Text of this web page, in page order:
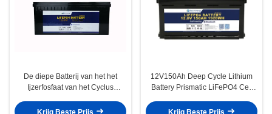
De diepe Batterij van het het
Ijzerfosfaat van het Cyclus
voor Auto's
Krijg Beste Prijs
12V150Ah Deep Cycle Lithium
Battery Prismatic LiFePO4 Cell
For RV
Krijg Beste Prijs